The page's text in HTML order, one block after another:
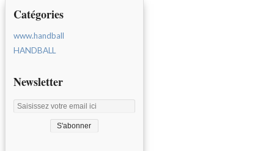
Catégories
www.handball
HANDBALL
Newsletter